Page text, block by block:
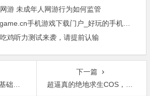
游 未成年人网游行为如何监管
九游手机网游www.9game.cn手机游戏下载门户_好玩的手机游戏排行榜
鸡听力测试来袭，请提前认输
必备
下一篇
超逼真的绝地求生COS，粗看还以为是游戏视频！